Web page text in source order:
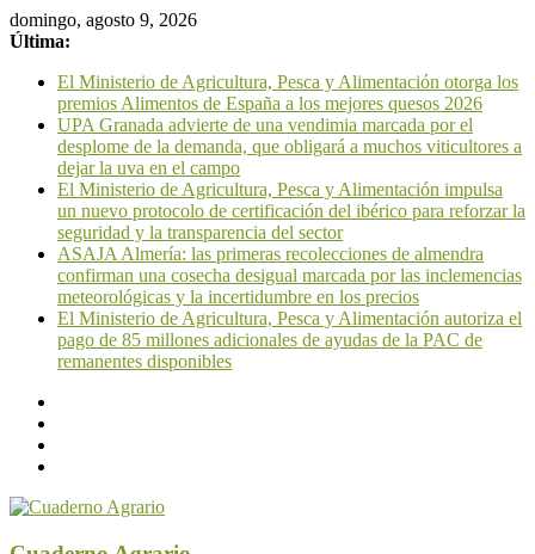
domingo, agosto 9, 2026
Última:
El Ministerio de Agricultura, Pesca y Alimentación otorga los
premios Alimentos de España a los mejores quesos 2026
UPA Granada advierte de una vendimia marcada por el
desplome de la demanda, que obligará a muchos viticultores a
dejar la uva en el campo
El Ministerio de Agricultura, Pesca y Alimentación impulsa
un nuevo protocolo de certificación del ibérico para reforzar la
seguridad y la transparencia del sector
ASAJA Almería: las primeras recolecciones de almendra
confirman una cosecha desigual marcada por las inclemencias
meteorológicas y la incertidumbre en los precios
El Ministerio de Agricultura, Pesca y Alimentación autoriza el
pago de 85 millones adicionales de ayudas de la PAC de
remanentes disponibles